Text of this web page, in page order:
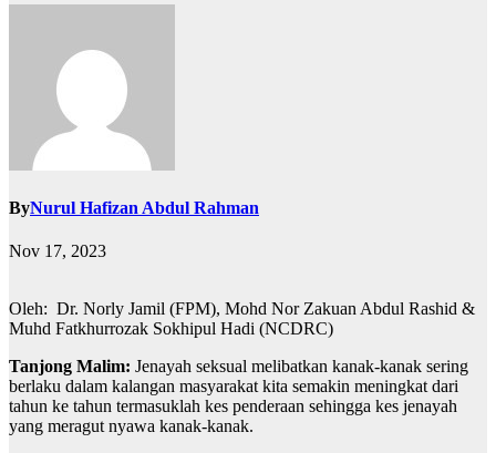
ByNurul Hafizan Abdul Rahman
Nov 17, 2023
Oleh: Dr. Norly Jamil (FPM), Mohd Nor Zakuan Abdul Rashid &
Muhd Fatkhurrozak Sokhipul Hadi (NCDRC)
Tanjong Malim: Jenayah seksual melibatkan kanak-kanak sering
berlaku dalam kalangan masyarakat kita semakin meningkat dari
tahun ke tahun termasuklah kes penderaan sehingga kes jenayah
yang meragut nyawa kanak-kanak.